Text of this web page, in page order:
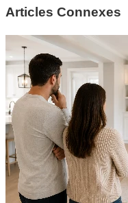
Articles Connexes